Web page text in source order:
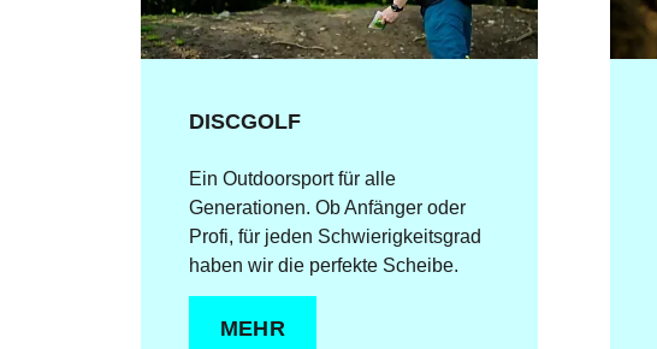
DISCGOLF
Ein Outdoorsport für alle
Generationen. Ob Anfänger oder
Profi, für jeden Schwierigkeitsgrad
haben wir die perfekte Scheibe.
MEHR